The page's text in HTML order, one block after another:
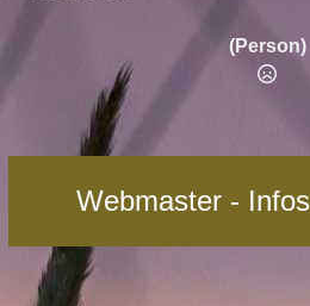
(Person)
Webmaster - Infos